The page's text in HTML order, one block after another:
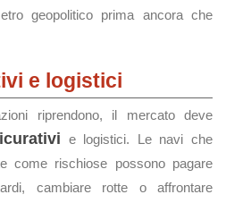
geopolitico prima ancora che
e logistici
riprendono, il mercato deve
e logistici. Le navi che
come rischiose possono pagare
cambiare rotte o affrontare